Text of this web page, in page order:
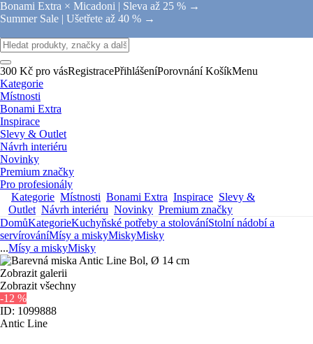
Bonami Extra × Micadoni | Sleva až 25 % →
Summer Sale | Ušetřete až 40 % →
300 Kč pro vásRegistracePřihlášeníPorovnání KošíkMenu
Kategorie
Místnosti
Bonami Extra
Inspirace
Slevy & Outlet
Návrh interiéru
Novinky
Premium značky
Pro profesionály
Kategorie Místnosti Bonami Extra Inspirace Slevy &
Outlet Návrh interiéru Novinky Premium značky
DomůKategorieKuchyňské potřeby a stolováníStolní nádobí a
servírováníMísy a miskyMiskyMisky
...Mísy a miskyMisky
Zobrazit galerii
Zobrazit všechny
-12 %
ID: 1099888
Antic Line